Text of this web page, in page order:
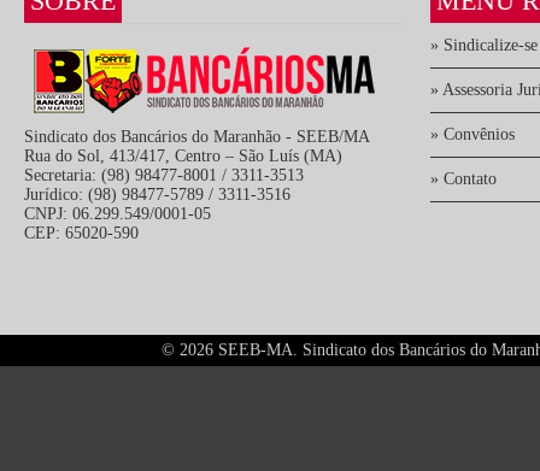
Sindicato dos Bancários do Maranhão - SEEB/MA
Rua do Sol, 413/417, Centro – São Luís (MA)
Secretaria: (98) 98477-8001 / 3311-3513
Jurídico: (98) 98477-5789 / 3311-3516
CNPJ: 06.299.549/0001-05
CEP: 65020-590
» Sindicalize-se
» Assessoria
» Convênios
» Contato
© 2026 SEEB-MA. Sindicato dos Bancários do